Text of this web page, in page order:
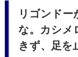
リゴンドー
な。カシメ
きず、足を